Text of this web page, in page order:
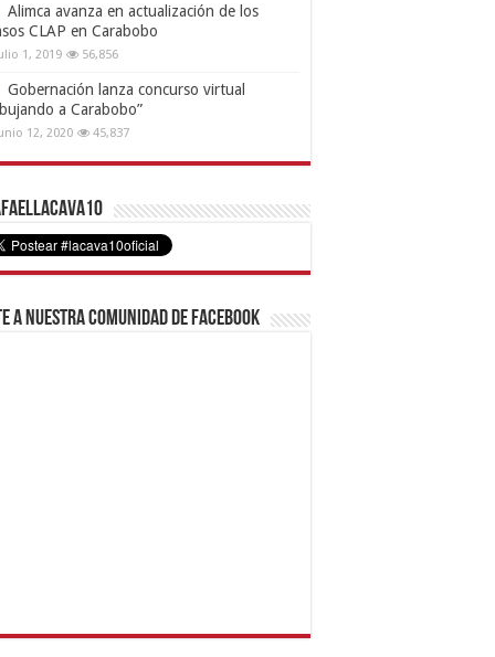
Alimca avanza en actualización de los
CLAP en Carabobo
1, 2019 56,856
Gobernación lanza concurso virtual
a Carabobo”
12, 2020 45,837
a nuestra comunidad de Facebook